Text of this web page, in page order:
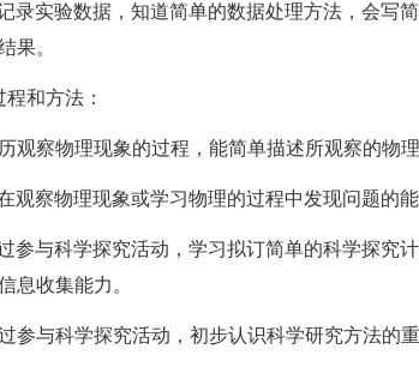
录实验数据，知道简单的数据处理方法，会写
果。
程和方法：
观察物理现象的过程，能简单描述所观察的物
观察物理现象或学习物理的过程中发现问题的能
参与科学探究活动，学习拟订简单的科学探究
息收集能力。
参与科学探究活动，初步认识科学研究方法的